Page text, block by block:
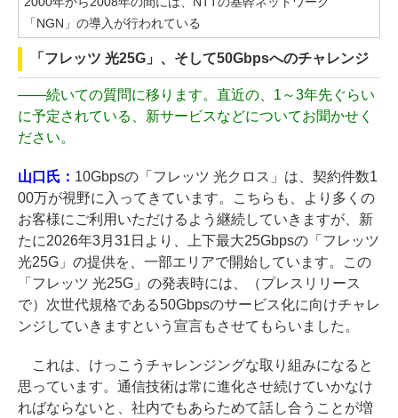
「NGN」の導入が行われている
「フレッツ 光25G」、そして50Gbpsへのチャレンジ
——続いての質問に移ります。直近の、1～3年先ぐらい
に予定されている、新サービスなどについてお聞かせく
ださい。
山口氏： 10Gbpsの「フレッツ 光クロス」は、契約件数1
00万が視野に入ってきています。こちらも、より多くの
お客様にご利用いただけるよう継続していきますが、新
たに2026年3月31日より、上下最大25Gbpsの「フレッツ
光25G」の提供を、一部エリアで開始しています。この
「フレッツ 光25G」の発表時には、（プレスリリース
で）次世代規格である50Gbpsのサービス化に向けチャレ
ンジしていきますという宣言もさせてもらいました。
これは、けっこうチャレンジングな取り組みになると
思っています。通信技術は常に進化させ続けていかなけ
ればならないと、社内でもあらためて話し合うことが増